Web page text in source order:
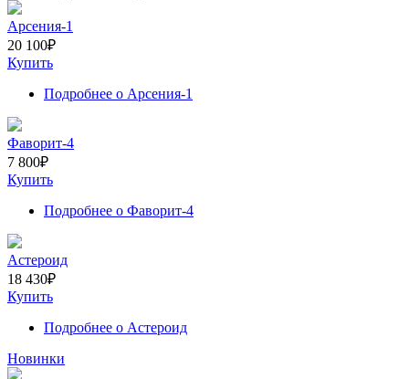
Арсения-1
20 100₽
Купить
Подробнее о Арсения-1
Фаворит-4
7 800₽
Купить
Подробнее о Фаворит-4
Астероид
18 430₽
Купить
Подробнее о Астероид
Новинки